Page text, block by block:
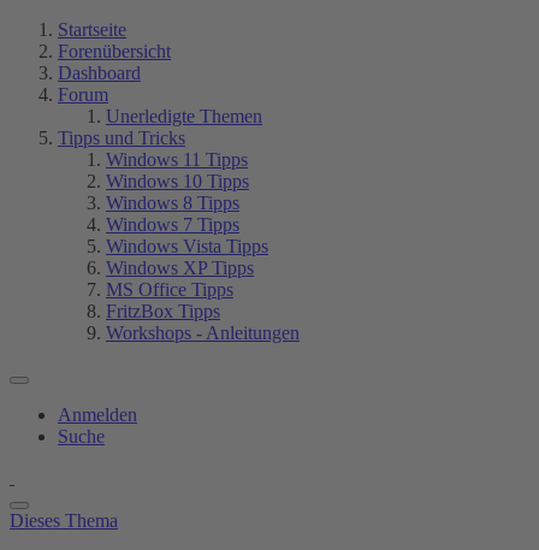
Startseite
Forenübersicht
Dashboard
Forum
Unerledigte Themen
Tipps und Tricks
Windows 11 Tipps
Windows 10 Tipps
Windows 8 Tipps
Windows 7 Tipps
Windows Vista Tipps
Windows XP Tipps
MS Office Tipps
FritzBox Tipps
Workshops - Anleitungen
Anmelden
Suche
Dieses Thema